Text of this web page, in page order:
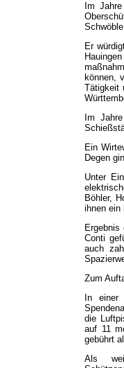
Im
Er
können,
Tätigkeit
Im
Ein
Degen
Unter
Böhler,
ihnen ein
Conti
auch
Zum
In einer
die
auf 11
gebührt
Als